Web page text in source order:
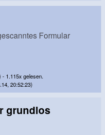
Formular
- 1.115x gelesen.
20:52:23)
grundlos